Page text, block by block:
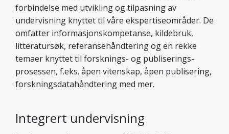
forbindelse med utvikling og tilpasning av
undervisning knyttet til våre ekspertiseområder. De
omfatter informasjons­kompetanse, kildebruk,
litteratur­søk, referanse­håndtering og en rekke
temaer knyttet til forsknings- og publiserings­
prosessen, f.eks. åpen vitenskap, åpen publisering,
forsknings­data­håndtering med mer.
Integrert undervisning